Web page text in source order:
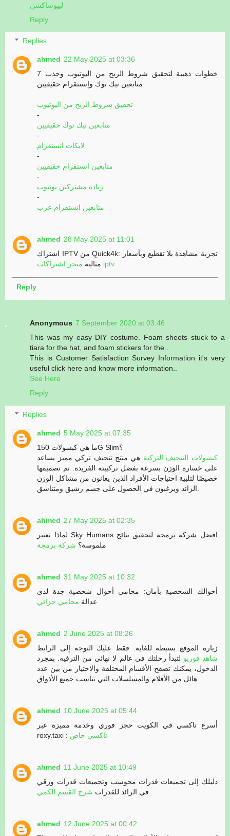
لیپوساکشن
Reply
Replies
ahmed 22 May 2025 at 03:36
7 خطوات ذهبية لتحقيق شروط الربح من اليوتيوب وجذب
متابعين تيك توك وإنستقرام حقيقيين
تحقيق شروط الربح من اليوتيوب
-
متابعين تيك توك حقيقيين
-
لايكات انستقرام
-
متابعين انستقرام حقيقيين
-
زيادة مشتركين يوتيوب
-
متابعين انستقرام عرب
ahmed 28 May 2025 at 11:01
اشتراك IPTV من Quick4k: تجربة مشاهدة بلا تقطيع وبأسعار
مثالية متجر اشتراكات iptv
Reply
Anonymous 7 September 2020 at 03:46
This was my easy DIY costume. Foam sheets stuck to a
tiara for the hat, and foam stickers for the..
This is Customer Satisfaction Survey Information it's very
useful click here and know more information..
See Here
Reply
Replies
ahmed 5 May 2025 at 07:35
ما هي كبسولات 150G Slim؟
كبسولات التنحيف التركية هي منتج تنحيف تركي مميز يساعد
على خسارة الوزن بسرعة بفضل تركيبته الفريدة. تم تصميمها
خصيصًا لتلبية احتياجات الأفراد الذين يعانون من مشاكل الوزن
ahmed 27 May 2025 at 02:35
لماذا تعتبر Sky Humans افضل شركة برمجة لتحقيق نتائج
ملموسة؟ شركة برمجة
ahmed 31 May 2025 at 10:32
أحوالك الشخصية بأمان: محامي أحوال شخصية جدة لدى
عدالة محامي جزائي
ahmed 2 June 2025 at 08:26
زيارة الموقع بسيطة للغاية. فقط عليك التوجه إلى الرابط
شاهد فوريو لتبدأ رحلتك في عالم لا نهائي من الترفيه. بمجرد
الدخول، يمكنك تصفح الأقسام المختلفة والاختيار من بين عدد
ahmed 10 June 2025 at 05:44
أسرع تاكسي في الكويت حجز فوري وخدمة مميزة عبر
roxy.taxi : تاكسي خاص
ahmed 11 June 2025 at 10:49
دليلك إلى تجميعات قدرات محوسب وتجميعات قدرات ورقي
في الرائد للقدرات شرح القسم الكمي
ahmed 12 June 2025 at 00:42